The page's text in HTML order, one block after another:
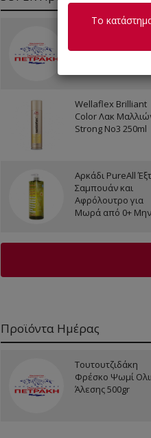
Wellaflex Brilliant
Color Λακ
Strong No3 250ml
Αρκάδι PureAll
Σαμπουάν και
Αφρόλουτρο για
Μωρά από 0+
Προϊόντα Ημέρας
Τουτουτζιδάκη
Φρέσκο Ψωμί
Άλεσης 500gr
Το